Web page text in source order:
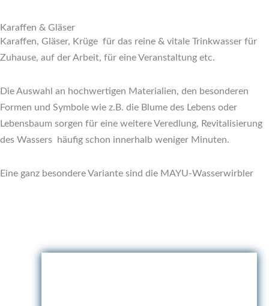
Karaffen & Gläser
Karaffen, Gläser, Krüge für das reine & vitale Trinkwasser für
Zuhause, auf der Arbeit, für eine Veranstaltung etc.
Die Auswahl an hochwertigen Materialien, den besonderen
Formen und Symbole wie z.B. die Blume des Lebens oder
Lebensbaum sorgen für eine weitere Veredlung, Revitalisierung
des Wassers häufig schon innerhalb weniger Minuten.
Eine ganz besondere Variante sind die MAYU-Wasserwirbler